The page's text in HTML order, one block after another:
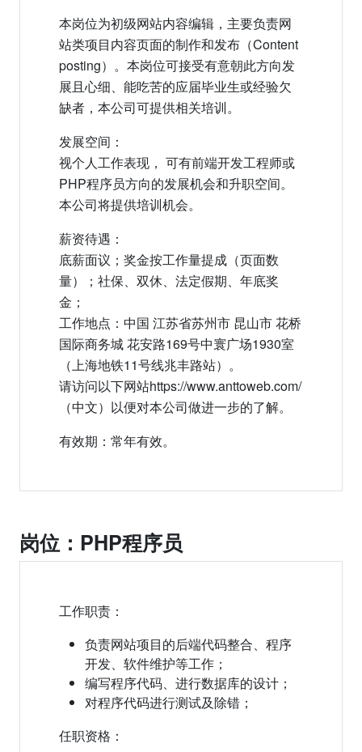
本岗位为初级网站内容编辑，主要负责网
站类项目内容页面的制作和发布（Content
posting）。本岗位可接受有意朝此方向发
展且心细、能吃苦的应届毕业生或经验欠
缺者，本公司可提供相关培训。
发展空间：
视个人工作表现， 可有前端开发工程师或
PHP程序员方向的发展机会和升职空间。
本公司将提供培训机会。
薪资待遇：
底薪面议；奖金按工作量提成（页面数
量）；社保、双休、法定假期、年底奖
金；
工作地点：中国 江苏省苏州市 昆山市 花桥
国际商务城 花安路169号中寰广场1930室
（上海地铁11号线兆丰路站）。
请访问以下网站https://www.anttoweb.com/
（中文）以便对本公司做进一步的了解。
有效期：常年有效。
岗位：PHP程序员
工作职责：
负责网站项目的后端代码整合、程序
开发、软件维护等工作；
编写程序代码、进行数据库的设计；
对程序代码进行测试及除错；
任职资格：